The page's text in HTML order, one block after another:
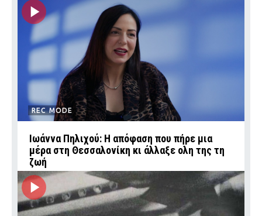
REC MODE
Ιωάννα Πηλιχού: Η απόφαση που πήρε μια
μέρα στη Θεσσαλονίκη κι άλλαξε ολη της τη
ζωή